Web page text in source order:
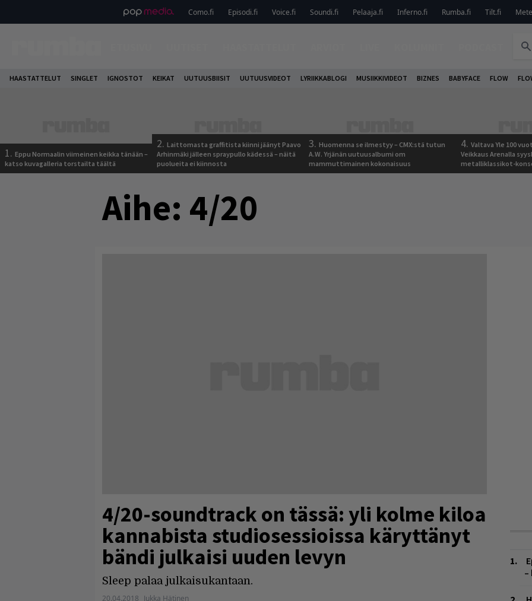
Como.fi Episodi.fi Voice.fi Soundi.fi Pelaaja.fi Inferno.fi Rumba.fi Tilt.fi
HAASTATTELUT SINGLET IGNOSTOT KEIKAT UUTUUSBIISIT UUTUUSVIDEOT LYRIIKKABLOGI MUSIIKKIVIDEOT BIZNES BABYFACE FLOW
1. Eppu Normaalin viimeinen keikka tänään –
katso kuvagalleria torstailta täältä
2. Laittomasta graffitista kiinni jäänyt Paavo
Arhinmäki jälleen spraypullo kädessä – näitä
puolueita ei kiinnosta
3. Huomenna se ilmestyy – CMX:stä tutun
A.W. Yrjänän uutuusalbumi om
mammuttimainen kokonaisuus
4. Valtava Yle 100
Veikkaus Arenalla
metalliklassikot-
Aihe: 4/20
4/20-soundtrack on tässä: yli kolme kiloa
kannabista studiosessioissa käryttänyt
bändi julkaisi uuden levyn
Sleep palaa julkaisukantaan.
20.04.2018 Jukka Hätinen